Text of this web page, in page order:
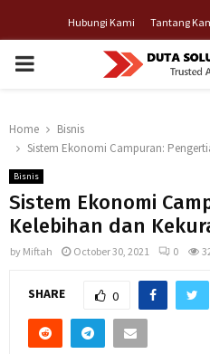
Hubungi Kami Tantang
PRIMARY
Home
Bisnis
Sistem Ekonomi Campuran:
Bisnis
Sistem Ekonomi
Kelebihan dan
by Miftah October 30, 2021 0
SHARE 0